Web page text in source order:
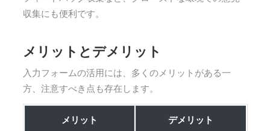
収集にも便利です。
メリットとデメリット
入力フォームの活用には、多くのメリットがある一
方、注意すべき点も存在します。
メリット デメリット